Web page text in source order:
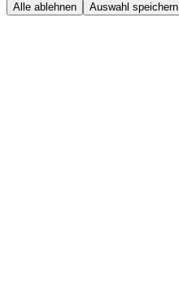
Alle ablehnen Auswahl speichern